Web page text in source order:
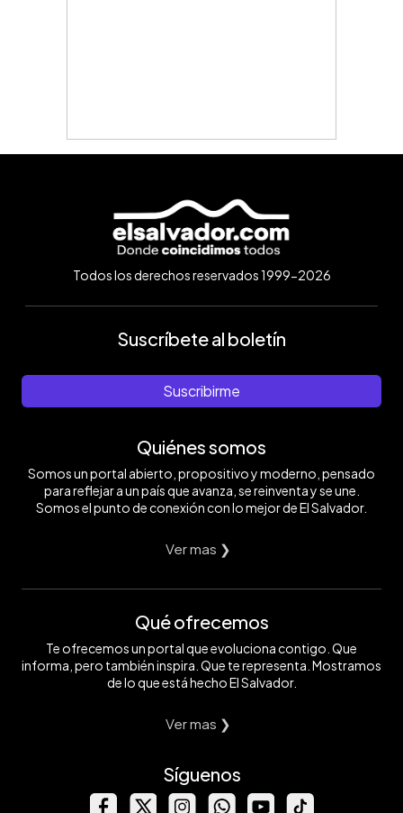
Todos los derechos reservados 1999-2026
Suscríbete al boletín
Suscribirme
Quiénes somos
Somos un portal abierto, propositivo y moderno, pensado
para reflejar a un país que avanza, se reinventa y se une.
Somos el punto de conexión con lo mejor de El Salvador.
Ver mas ❯
Qué ofrecemos
Te ofrecemos un portal que evoluciona contigo. Que
informa, pero también inspira. Que te representa. Mostramos
de lo que está hecho El Salvador.
Ver mas ❯
Síguenos